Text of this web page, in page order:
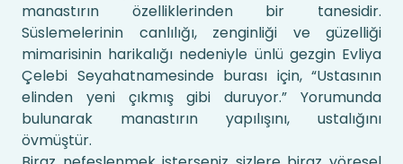
manastırın özelliklerinden bir tanesidir.
Süslemelerinin canlılığı, zenginliği ve güzelliği
mimarisinin harikalığı nedeniyle ünlü gezgin Evliya
Çelebi Seyahatnamesinde burası için, “Ustasının
elinden yeni çıkmış gibi duruyor.” Yorumunda
bulunarak manastırın yapılışını, ustalığını
övmüştür.